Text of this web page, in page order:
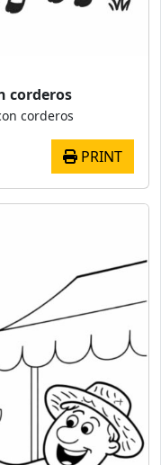
corderos
corderos
PRINT